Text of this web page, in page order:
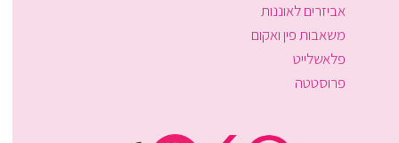
אביזרים לאוננות
משאבות פין ואקום
פלאשלייט
פרוסטטה